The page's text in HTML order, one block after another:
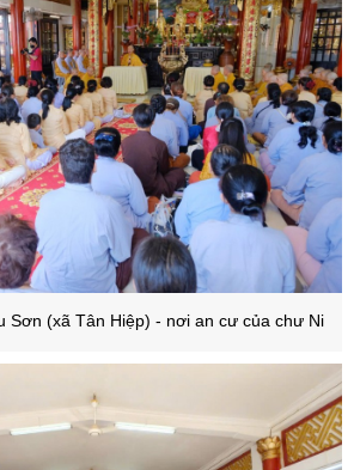
Sơn (xã Tân Hiệp) - nơi an cư của chư Ni